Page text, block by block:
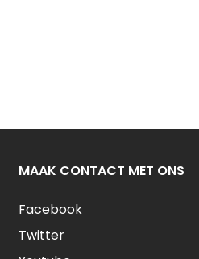
MAAK CONTACT MET ONS
Facebook
Twitter